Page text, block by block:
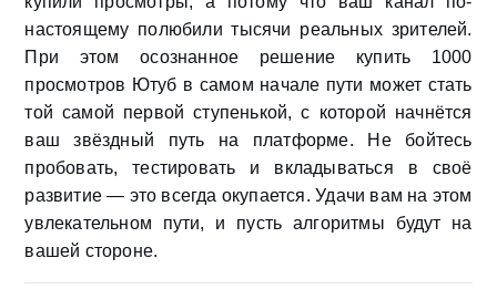
настоящему полюбили тысячи реальных зрителей.
При этом осознанное решение купить 1000
просмотров Ютуб в самом начале пути может стать
той самой первой ступенькой, с которой начнётся
ваш звёздный путь на платформе. Не бойтесь
пробовать, тестировать и вкладываться в своё
развитие — это всегда окупается. Удачи вам на этом
увлекательном пути, и пусть алгоритмы будут на
вашей стороне.